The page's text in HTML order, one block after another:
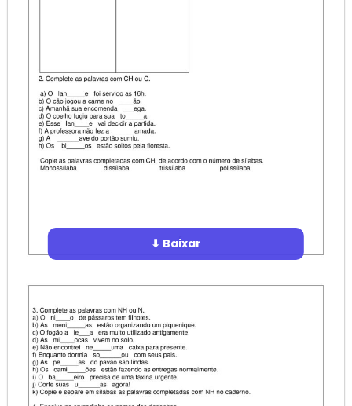
⬇ Baixar